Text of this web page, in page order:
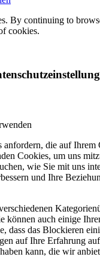
By continuing to
cookies.
die auf Ihrem
Cookies, um uns
wie Sie mit uns
und Ihre
können auch einige
dass das Blockieren
auf Ihre Erfahrung auf
kann, die wir